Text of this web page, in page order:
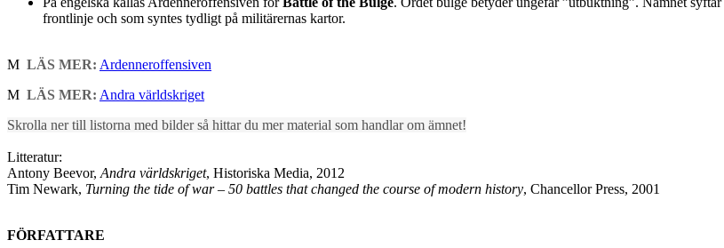
frontlinje och som syntes tydligt på militärernas kartor.
M LÄS MER: Ardenneroffensiven
M LÄS MER: Andra världskriget
Skrolla ner till listorna med bilder så hittar du mer material som handlar om ämnet!
Litteratur:
Antony Beevor, Andra världskriget, Historiska Media, 2012
Tim Newark, Turning the tide of war – 50 battles that changed the course of modern history, Chancellor Press, 2001
FÖRFATTARE